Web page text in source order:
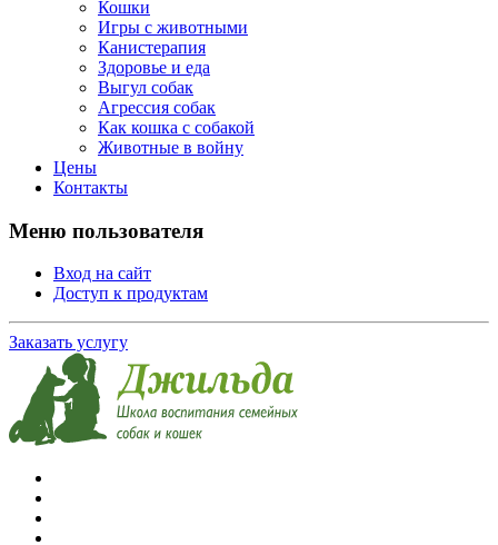
Кошки
Игры с животными
Канистерапия
Здоровье и еда
Выгул собак
Агрессия собак
Как кошка с собакой
Животные в войну
Цены
Контакты
Меню пользователя
Вход на сайт
Доступ к продуктам
Заказать услугу